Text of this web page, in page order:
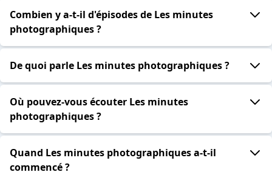
Combien y a-t-il d'épisodes de Les minutes
photographiques ?
De quoi parle Les minutes photographiques ?
Où pouvez-vous écouter Les minutes
photographiques ?
Quand Les minutes photographiques a-t-il
commencé ?